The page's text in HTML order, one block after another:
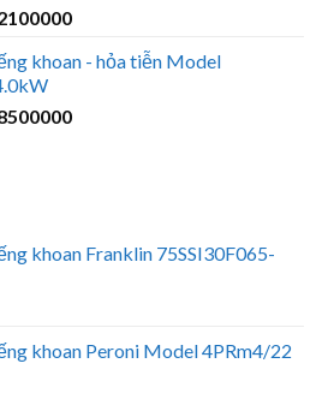
₫2350000.
Giá
tại
₫2100000.
khoan - hỏa tiễn Model
Giá
khoan Franklin 75SSI30F065-
khoan Peroni Model 4PRm4/22